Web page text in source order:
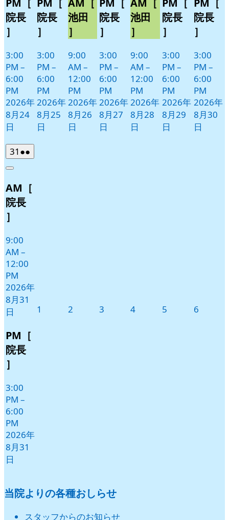
PM［
院長
］
3:00
PM –
6:00
PM
2026年
8月24
日
PM［
院長
］
3:00
PM –
6:00
PM
2026年
8月25
日
AM［
池田
］
9:00
AM –
12:00
PM
2026年
8月26
日
PM［
院長
］
3:00
PM –
6:00
PM
2026年
8月27
日
AM［
池田
］
9:00
AM –
12:00
PM
2026年
8月28
日
PM［
院長
］
3:00
PM –
6:00
PM
2026年
8月29
日
PM［
院長
］
3:00
PM –
6:00
PM
2026年
8月30
日
31 2026
年
月
31
日
●●
件
イ
Close
AM［
院長
］
9:00
AM –
12:00
PM
2026年
8月31
日
PM［
院長
］
3:00
PM –
6:00
PM
2026年
8月31
日
1 2 3 42026
5 6
当院よりの各種おしらせ
スタッフからのお知らせ